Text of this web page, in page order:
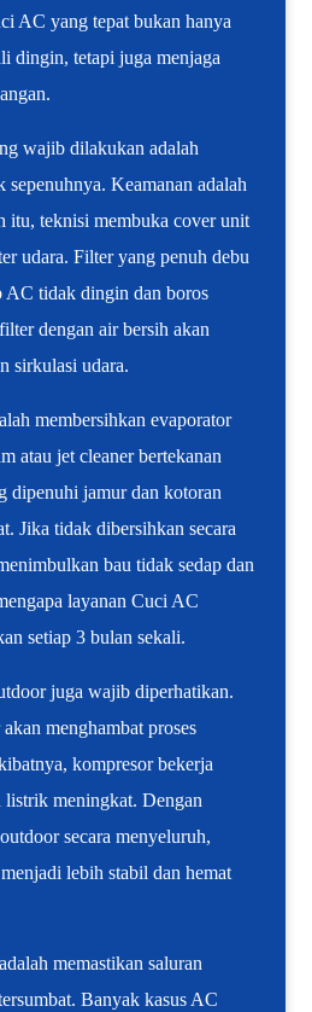
AC yang tepat bukan hanya
dingin, tetapi juga menjaga
wajib dilakukan adalah
Keamanan adalah
itu, teknisi membuka cover unit
udara. Filter yang penuh debu
AC tidak dingin dan boros
dengan air bersih akan
sirkulasi udara.
membersihkan evaporator
atau jet cleaner bertekanan
dipenuhi jamur dan kotoran
Jika tidak dibersihkan secara
bau tidak sedap dan
layanan Cuci AC
setiap 3 bulan sekali.
juga wajib diperhatikan.
menghambat proses
kompresor bekerja
listrik meningkat. Dengan
secara menyeluruh,
lebih stabil dan hemat
memastikan saluran
Banyak kasus AC